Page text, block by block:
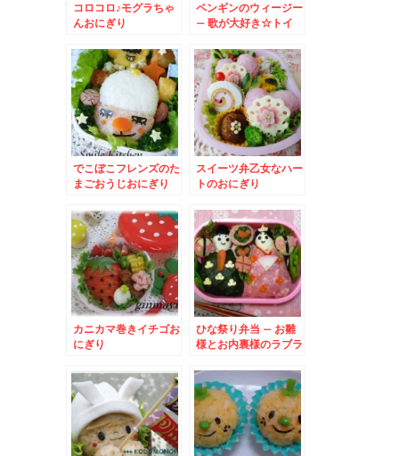
コロコロ♪モグラちゃ
んおにぎり
ペンギンのウィージー
– 歌が大好き☆トイ
顔キャラ♪
でこぼこフレンズのた
まごおうじおにぎり
スイーツ弁乙女なハー
トのおにぎり
カニカマ巻きイチゴお
にぎり
ひな祭り弁当 – お雛
様とお内裏様のラブラ